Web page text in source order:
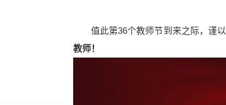
值此第36个教师节到来之际，谨
教师！